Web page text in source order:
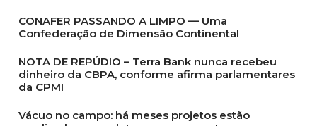
CONAFER PASSANDO A LIMPO — Uma
Confederação de Dimensão Continental
NOTA DE REPÚDIO – Terra Bank nunca recebeu
dinheiro da CBPA, conforme afirma parlamentares
da CPMI
Vácuo no campo: há meses projetos estão